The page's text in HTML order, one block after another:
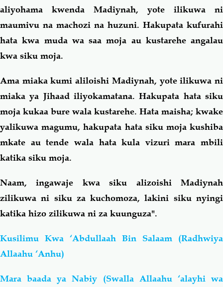
aliyohama kwenda Madiynah, yote ilikuwa ni
maumivu na machozi na huzuni. Hakupata kufurahi
hata kwa muda wa saa moja au kustarehe angalau
kwa siku moja.
Ama miaka kumi aliloishi Madiynah, yote ilikuwa ni
miaka ya Jihaad iliyokamatana. Hakupata hata siku
moja kukaa bure wala kustarehe. Hata maisha; kwake
yalikuwa magumu, hakupata hata siku moja kushiba
mkate au tende wala hata kula vizuri mara mbili
katika siku moja.
Naam, ingawaje kwa siku alizoishi Madiynah
zilikuwa ni siku za kuchomoza, lakini siku nyingi
katika hizo zilikuwa ni za kuunguza".
Kusilimu Kwa ‘Abdullaah Bin Salaam (Radhwiya
Allaahu ‘Anhu)
Mara baada ya Nabiy (Swalla Allaahu ‘alayhi wa